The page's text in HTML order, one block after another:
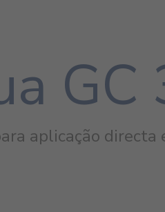
GC
aplicação directa